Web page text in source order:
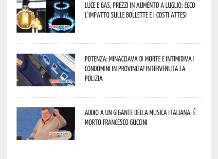
Luce e gas, prezzi in aumento a luglio: ecco
l’impatto sulle bollette e i costi attesi
Potenza: minacciava di morte e intimidiva i
condomini in provincia! Intervenuta la
Polizia
Addio a un gigante della musica italiana: è
morto Francesco Guccini